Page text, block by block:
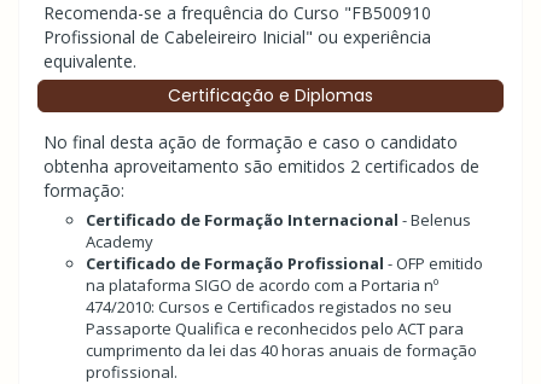
Recomenda-se a frequência do Curso "FB500910
Profissional de Cabeleireiro Inicial" ou experiência
equivalente.
Certificação e Diplomas
No final desta ação de formação e caso o candidato
obtenha aproveitamento são emitidos 2 certificados de
formação:
Certificado de Formação Internacional - Belenus
Academy
Certificado de Formação Profissional - OFP emitido
na plataforma SIGO de acordo com a Portaria nº
474/2010: Cursos e Certificados registados no seu
Passaporte Qualifica e reconhecidos pelo ACT para
cumprimento da lei das 40 horas anuais de formação
profissional.